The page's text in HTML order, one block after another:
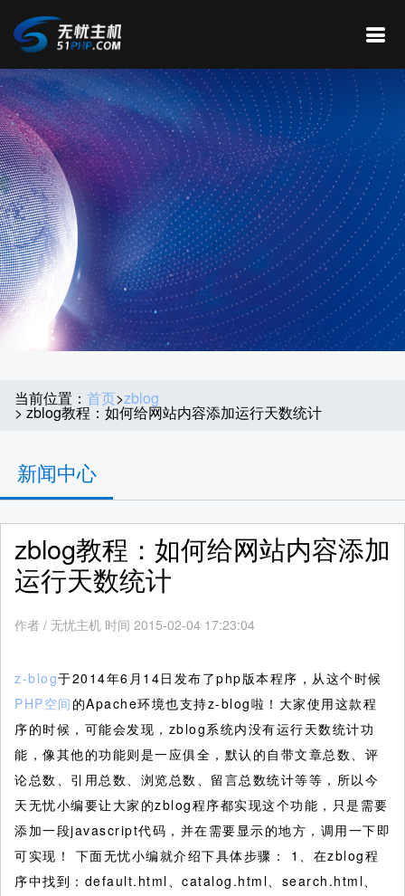
当前位置： 首页>zblog
> zblog教程：如何给网站内容添加运行天数统计
新闻中心
zblog教程：如何给网站内容添加
运行天数统计
作者 / 无忧主机 时间 2015-02-04 17:23:04
z-blog于2014年6月14日发布了php版本程序，从这个时候
PHP空间 的Apache环境也支持z-blog啦！大家使用这款程
序的时候，可能会发现，zblog系统内没有运行天数统计功
能，像其他的功能则是一应俱全，默认的自带文章总数、评
论总数、引用总数、浏览总数、留言总数统计等等，所以今
天无忧小编要让大家的zblog程序都实现这个功能，只是需要
添加一段javascript代码，并在需要显示的地方，调用一下即
可实现！
下面无忧小编就介绍下具体步骤： 1、在zblog程
序中找到：default.html、catalog.html、search.html、